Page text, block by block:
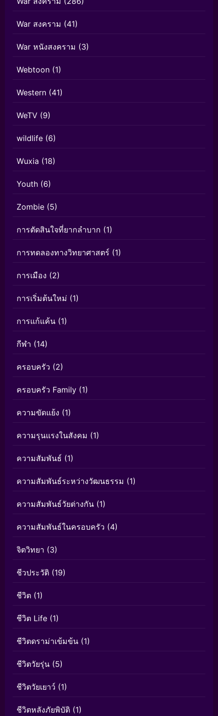
War สงคราม (41)
War หนังสงคราม (3)
Webtoon (1)
Western (41)
WeTV (9)
wildlife (6)
Wuxia (18)
Youth (6)
Zombie (5)
การตัดสินใจที่ยากลำบาก (1)
การทดลองทางวิทยาศาสตร์ (1)
การเมือง (2)
การเริ่มต้นใหม่ (1)
การแก้แค้น (1)
กีฬา (14)
ครอบครัว (2)
ครอบครัว Family (1)
ความขัดแย้ง (1)
ความรุนแรงในสังคม (1)
ความสัมพันธ์ (1)
ความสัมพันธ์ระหว่างวัฒนธรรม (1)
ความสัมพันธ์วัยต่างกัน (1)
ความสัมพันธ์ในครอบครัว (4)
จิตวิทยา (3)
ชีวประวัติ (19)
ชีวิต (1)
ชีวิต Life (1)
ชีวิตดราม่าเข้มข้น (1)
ชีวิตวัยรุ่น (5)
ชีวิตวัยเยาว์ (1)
ชีวิตหลังภัยพิบัติ (1)